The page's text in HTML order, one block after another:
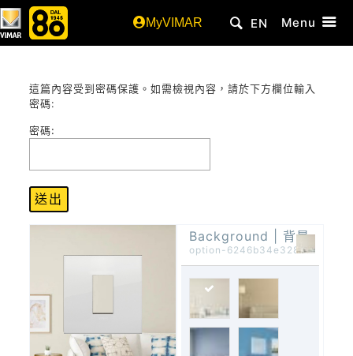
MyVIMAR EN Menu
這篇內容受到密碼保護。如需檢視內容，請於下方欄位輸入
密碼:
密碼:
Background | 背景
option-6246b34e32815